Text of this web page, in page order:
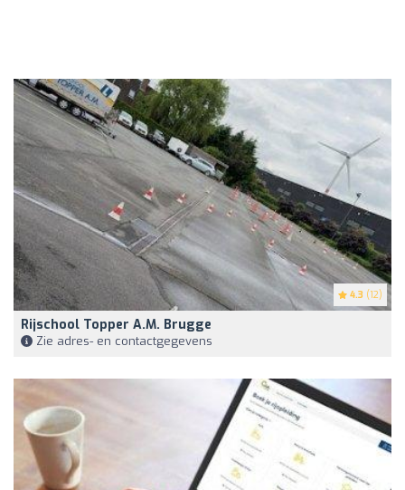
4.3 (12)
Rijschool Topper A.M. Brugge
Zie adres- en contactgegevens